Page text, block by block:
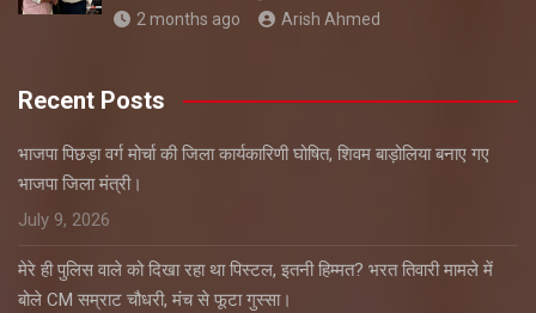
2 months ago Arish Ahmed
Recent Posts
भाजपा पिछड़ा वर्ग मोर्चा की जिला कार्यकारिणी घोषित, शिवम बाड़ोलिया बनाए गए
भाजपा जिला मंत्री।
July 9, 2026
मेरे ही पुलिस वाले को दिखा रहा था पिस्टल, इतनी हिम्मत? भरत तिवारी मामले में
बोले CM सम्राट चौधरी, मंच से फूटा गुस्सा।